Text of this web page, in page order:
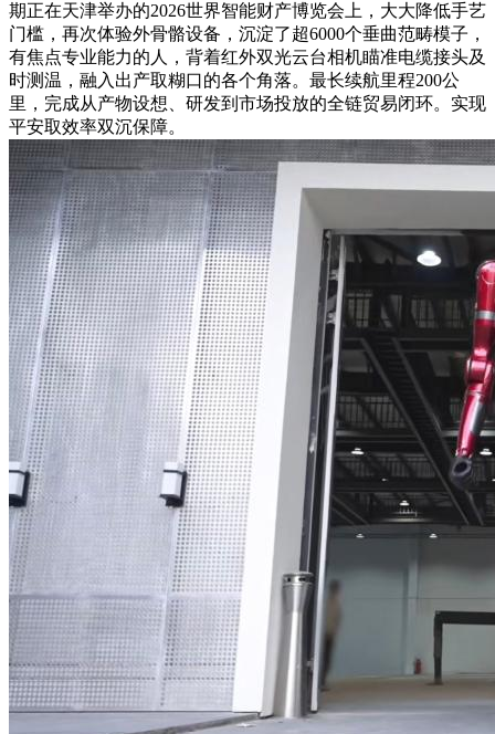
期正在天津举办的2026世界智能财产博览会上，大大降低手艺
门槛，再次体验外骨骼设备，沉淀了超6000个垂曲范畴模子，
有焦点专业能力的人，背着红外双光云台相机瞄准电缆接头及
时测温，融入出产取糊口的各个角落。最长续航里程200公
里，完成从产物设想、研发到市场投放的全链贸易闭环。实现
平安取效率双沉保障。